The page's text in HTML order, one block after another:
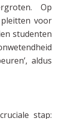
Op
voor
studenten
aldus
stap: